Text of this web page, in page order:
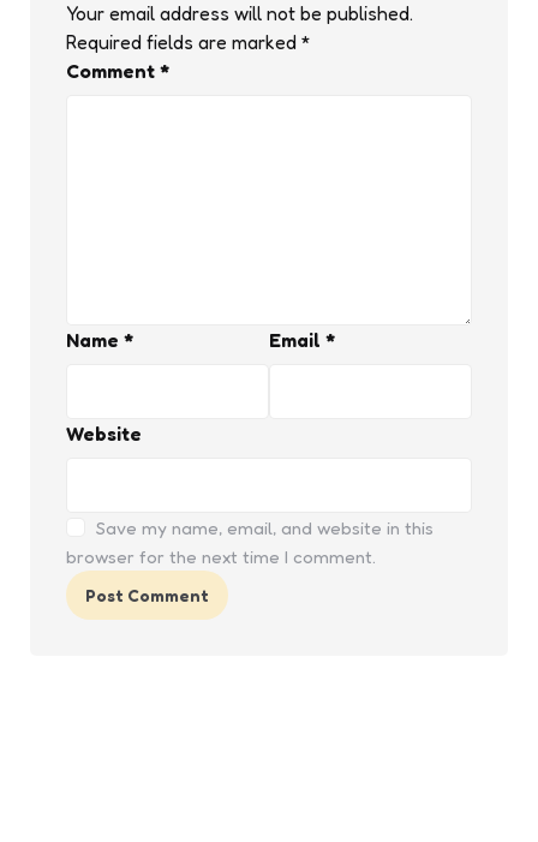
Your email address will not be published.
Required fields are marked *
Comment *
Name * Email *
Website
Save my name, email, and website in this
browser for the next time I comment.